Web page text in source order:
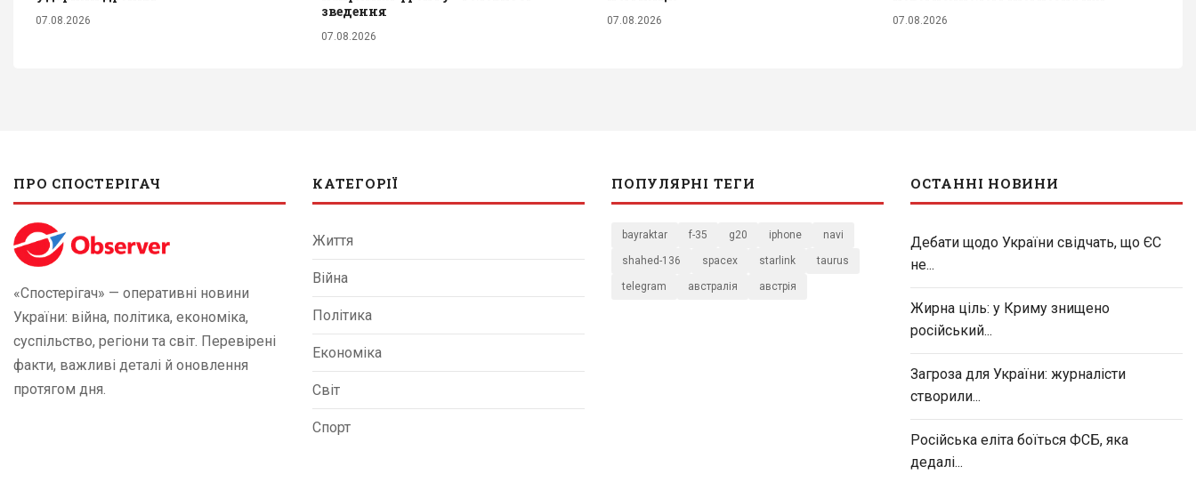
07.08.2026
зведення
07.08.2026
07.08.2026 07.08.2026
ПРО СПОСТЕРІГАЧ
«Спостерігач» — оперативні новини
України: війна, політика, економіка,
суспільство, регіони та світ. Перевірені
факти, важливі деталі й оновлення
протягом дня.
КАТЕГОРІЇ
Життя
Війна
Політика
Економіка
Світ
Спорт
ПОПУЛЯРНІ ТЕГИ
bayraktar f-35 g20 iphone navi
shahed-136 spacex starlink taurus
telegram австралія австрія
ОСТАННІ НОВИНИ
Дебати щодо України свідчать, що ЄС
не...
Жирна ціль: у Криму знищено
російський...
Загроза для України: журналісти
створили...
Російська еліта боїться ФСБ, яка
дедалі...